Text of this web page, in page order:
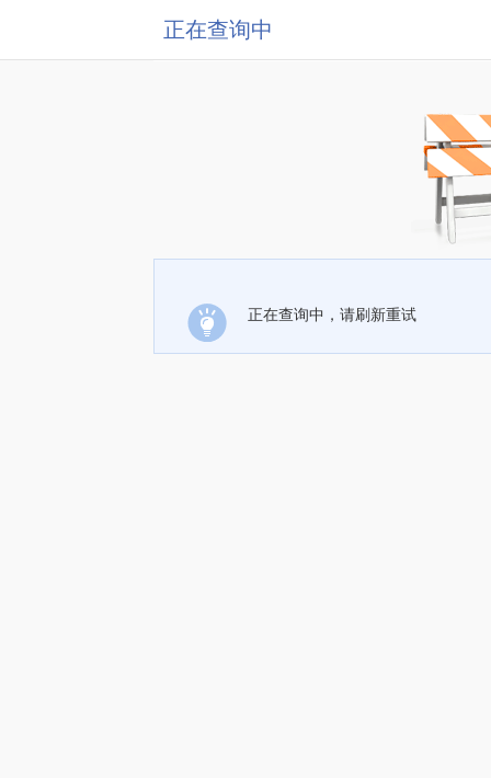
正在查询中
正在查询中，请刷新重试